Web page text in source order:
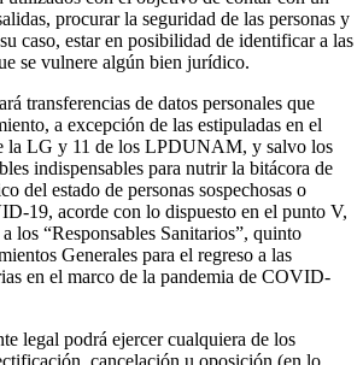
procurar la seguridad de las personas y
caso, estar en posibilidad de identificar a las
se vulnere algún bien jurídico.
transferencias de datos personales que
a excepción de las estipuladas en el
la LG y 11 de los LPDUNAM, y salvo los
indispensables para nutrir la bitácora de
del estado de personas sospechosas o
19, acorde con lo dispuesto en el punto V,
los “Responsables Sanitarios”, quinto
Generales para el regreso a las
en el marco de la pandemia de COVID-
legal podrá ejercer cualquiera de los